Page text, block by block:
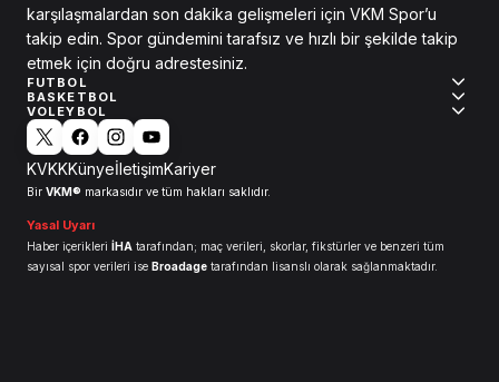
karşılaşmalardan son dakika gelişmeleri için VKM Spor’u
takip edin. Spor gündemini tarafsız ve hızlı bir şekilde takip
etmek için doğru adrestesiniz.
FUTBOL
BASKETBOL
VOLEYBOL
KVKKKünyeİletişimKariyer
Bir VKM® markasıdır ve tüm hakları saklıdır.
Yasal Uyarı
Haber içerikleri İHA tarafından; maç verileri, skorlar, fikstürler ve benzeri tüm
sayısal spor verileri ise Broadage tarafından lisanslı olarak sağlanmaktadır.